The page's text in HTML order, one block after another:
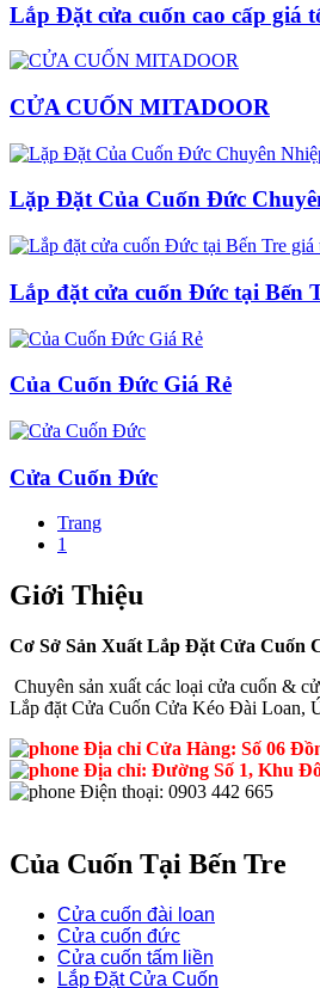
Lắp Đặt cửa cuốn cao cấp giá
CỬA CUỐN MITADOOR
Lặp Đặt Của Cuốn Đức
Lắp đặt cửa cuốn Đức tại Bến
Của Cuốn Đức Giá Rẻ
Cửa Cuốn Đức
Trang
1
Giới Thiệu
Cơ Sở Sản Xuất Lắp Đặt Cửa Cuốn
Chuyên sản xuất các loại cửa cuốn &
Lắp đặt Cửa Cuốn Cửa Kéo Đài Loan,
Địa chỉ Cửa Hàng: Số 06
Địa chỉ: Đường Số 1, Khu
Điện thoại: 0903 442 665
Của Cuốn Tại Bến Tre
Cửa cuốn đài loan
Cửa cuốn đức
Cửa cuốn tấm liền
Lắp Đặt Cửa Cuốn